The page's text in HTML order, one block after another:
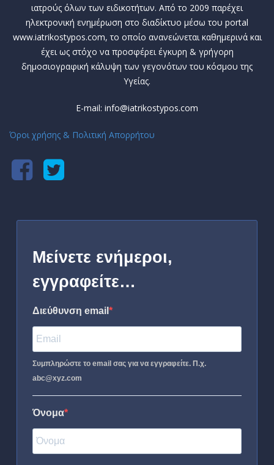
ιατρούς όλων των ειδικοτήτων. Από το 2009 παρέχει
ηλεκτρονική ενημέρωση στο διαδίκτυο μέσω του portal
www.iatrikostypos.com, το οποίο ανανεώνεται καθημερινά και
έχει ως στόχο να προσφέρει έγκυρη & γρήγορη
δημοσιογραφική κάλυψη των γεγονότων του κόσμου της
Υγείας.
E-mail: info@iatrikostypos.com
Όροι χρήσης & Πολιτική Απορρήτου
Μείνετε ενήμεροι,
εγγραφείτε…
Διεύθυνση email
Συμπληρώστε το email σας για να εγγραφείτε. Π.χ.
abc@xyz.com
Όνομα